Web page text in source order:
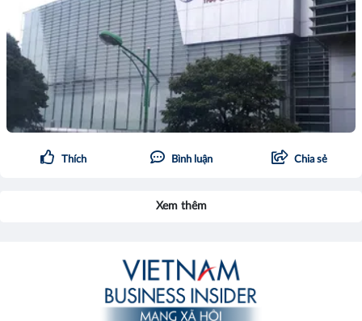
Thích Bình luận Chia sẻ
Xem thêm